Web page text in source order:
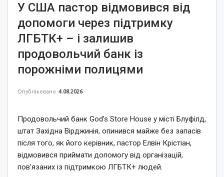
У США пастор відмовився від
допомоги через підтримку
ЛГБТК+ – і залишив
продовольчий банк із
порожніми полицями
Опубліковано 4.08.2026
Продовольчий банк God’s Store House у місті Блуфілд,
штат Західна Вірджинія, опинився майже без запасів
після того, як його керівник, пастор Елвін Крістіан,
відмовився приймати допомогу від організацій,
пов’язаних із підтримкою ЛГБТК+ людей.